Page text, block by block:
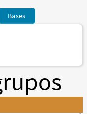
Bases